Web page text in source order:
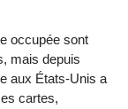
occupée sont
mais depuis
aux États-Unis a
cartes,